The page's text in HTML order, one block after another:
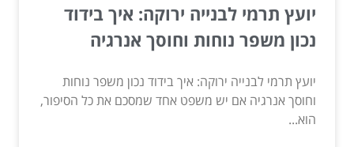
יועץ תרמי לבנייה ירוקה: איך בידוד
נכון משפר נוחות וחוסך אנרגיה
יועץ תרמי לבנייה ירוקה: איך בידוד נכון משפר נוחות
וחוסך אנרגיה אם יש משפט אחד שמסכם את כל הסיפור,
הוא...